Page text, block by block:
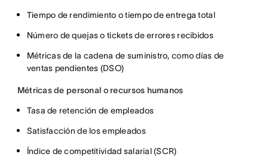
Tiempo de rendimiento o tiempo de entrega total
Número de quejas o tickets de errores recibidos
Métricas de la cadena de suministro, como días de
ventas pendientes (DSO)
Métricas de personal o recursos humanos
Tasa de retención de empleados
Satisfacción de los empleados
Índice de competitividad salarial (SCR)